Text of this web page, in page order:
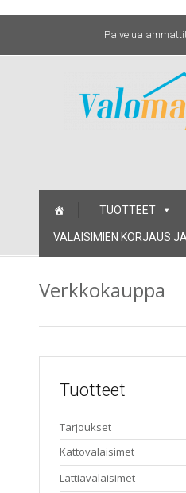
Palvelua
TUOTTEET
VALAISIMIEN KORJAUS
Verkkokauppa
Tuotteet
Tarjoukset
Kattovalaisimet
Lattiavalaisimet